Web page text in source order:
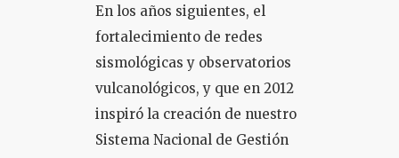
En los años siguientes, el
fortalecimiento de redes
sismológicas y observatorios
vulcanológicos, y que en 2012
inspiró la creación de nuestro
Sistema Nacional de Gestión